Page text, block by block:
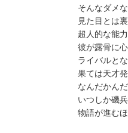
そんなダメ
見た目とは
超人的な能
彼が露骨に
ライバルと
果ては天才
なんだかん
いつしか磯
物語が進む